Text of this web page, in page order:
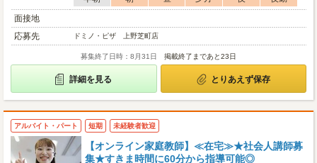
面接地
応募先
ドミノ・ピザ 上野芝町店
募集終了日時：8月31日 掲載終了まであと23日
詳細を見る とりあえず保存
アルバイト・パート 短期 未経験者歓迎
【オンライン家庭教師】≪在宅≫★社会人講師募
集★すきま時間に60分から指導可能◎